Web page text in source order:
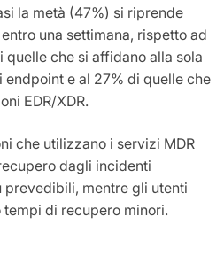
la metà (47%) si riprende
una settimana, rispetto ad
quelle che si affidano alla sola
endpoint e al 27% di quelle che
EDR/XDR.
che utilizzano i servizi MDR
dagli incidenti
prevedibili, mentre gli utenti
tempi di recupero minori.